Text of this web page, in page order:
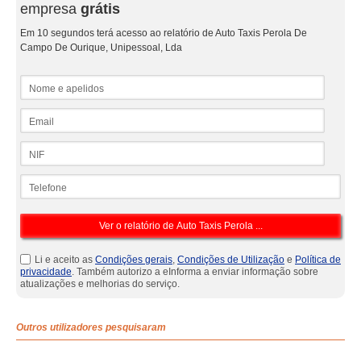
empresa grátis
Em 10 segundos terá acesso ao relatório de Auto Taxis Perola De
Campo De Ourique, Unipessoal, Lda
Li e aceito as Condições gerais, Condições de Utilização e Política de
privacidade. Também autorizo a eInforma a enviar informação sobre
atualizações e melhorias do serviço.
Outros utilizadores pesquisaram